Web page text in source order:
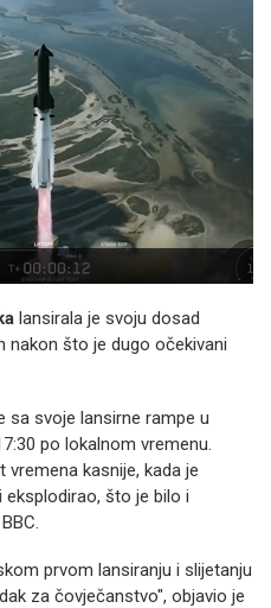
lansirala je svoju dosad
nakon što je dugo očekivani
sa svoje lansirne rampe u
po lokalnom vremenu.
kasnije, kada je
što je bilo i
prvom lansiranju i slijetanju
za čovječanstvo", objavio je